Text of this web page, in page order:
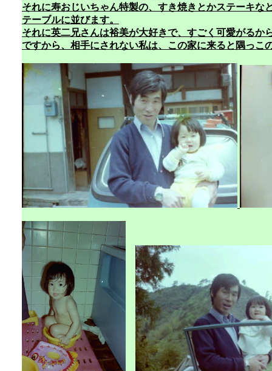
それに寿おじいちゃん特製の、すき焼きとかステーキな
テーブルに並びます。
それに英二兄さんは裕美が大好きで、すごく可愛がるか
ですから、相手にされない私は、この家に来ると隅っこ